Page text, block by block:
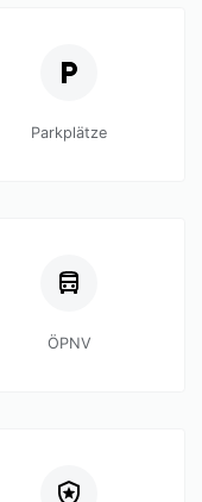
Parkplätze
ÖPNV